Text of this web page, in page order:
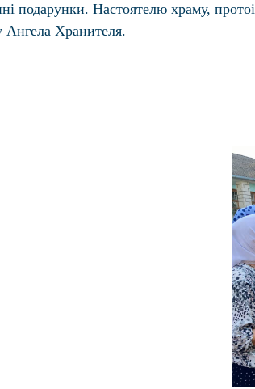
подарунки. Настоятелю храму,
Ангела Хранителя.